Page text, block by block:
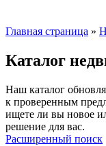
Главная страница »
Каталог
Наш каталог
к проверенным
ищете ли вы новое
решение для вас.
Расширенный поиск